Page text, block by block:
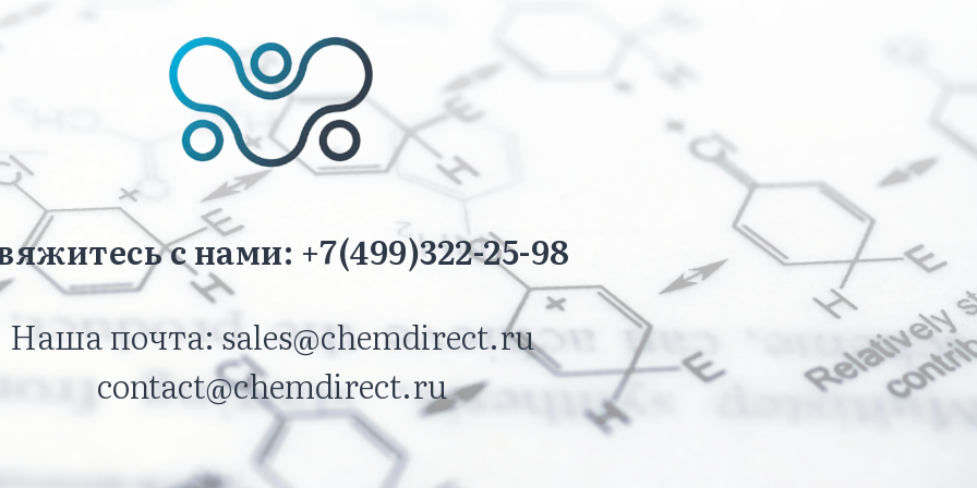
с нами: +7(499)322-25-98
Наша почта: sales@chemdirect.ru
contact@chemdirect.ru